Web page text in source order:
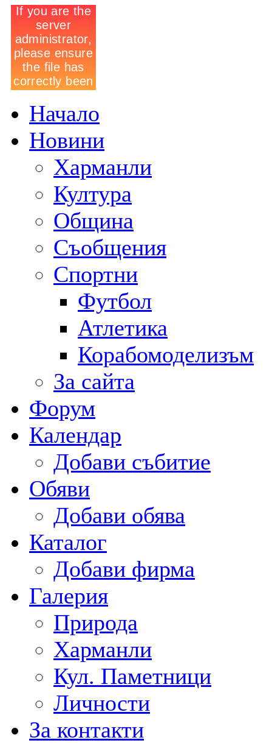
Начало
Новини
Харманли
Култура
Община
Съобщения
Спортни
Футбол
Атлетика
Корабомоделизъм
За сайта
Форум
Календар
Добави събитие
Обяви
Добави обява
Каталог
Добави фирма
Галерия
Природа
Харманли
Кул. Паметници
Личности
За контакти